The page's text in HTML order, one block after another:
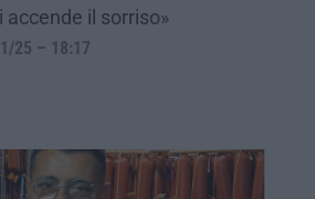
accende il sorriso»
25 – 18:17